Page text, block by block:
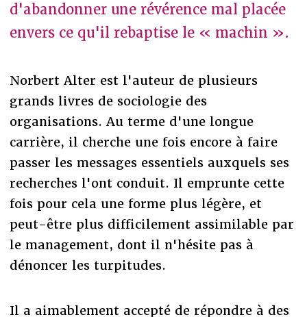
d'abandonner une révérence mal placée
envers ce qu'il rebaptise le « machin ».
Norbert Alter est l'auteur de plusieurs
grands livres de sociologie des
organisations. Au terme d'une longue
carrière, il cherche une fois encore à faire
passer les messages essentiels auxquels ses
recherches l'ont conduit. Il emprunte cette
fois pour cela une forme plus légère, et
peut-être plus difficilement assimilable par
le management, dont il n'hésite pas à
dénoncer les turpitudes.
Il a aimablement accepté de répondre à des